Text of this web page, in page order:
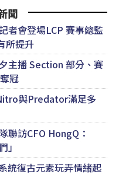
聞
者會登場LCP 賽事總監
所提升
主播 Section 部分、賽
冠
與Predator滿足多
聯訪CFO HongQ：
」
統復古元素玩弄情緒起